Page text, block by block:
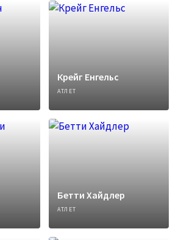
Крейг Енгельс
АТЛЕТ
Бетти Хайдлер
АТЛЕТ